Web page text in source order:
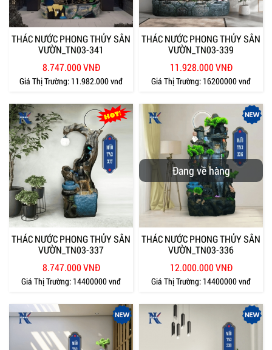
THÁC NƯỚC PHONG THỦY SÂN
VƯỜN_TN03-341
8.747.000 VNĐ
Giá Thị Trường: 11.982.000 vnđ
THÁC NƯỚC PHONG THỦY SÂN
VƯỜN_TN03-339
11.928.000 VNĐ
Giá Thị Trường: 16200000 vnđ
THÁC NƯỚC PHONG THỦY SÂN
VƯỜN_TN03-337
8.747.000 VNĐ
Giá Thị Trường: 14400000 vnđ
Đang về hàng
THÁC NƯỚC PHONG THỦY SÂN
VƯỜN_TN03-336
12.000.000 VNĐ
Giá Thị Trường: 14400000 vnđ